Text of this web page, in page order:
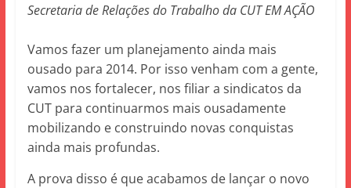
Secretaria de Relações do Trabalho da CUT EM AÇÃO
Vamos fazer um planejamento ainda mais
ousado para 2014. Por isso venham com a gente,
vamos nos fortalecer, nos filiar a sindicatos da
CUT para continuarmos mais ousadamente
mobilizando e construindo novas conquistas
ainda mais profundas.
A prova disso é que acabamos de lançar o novo